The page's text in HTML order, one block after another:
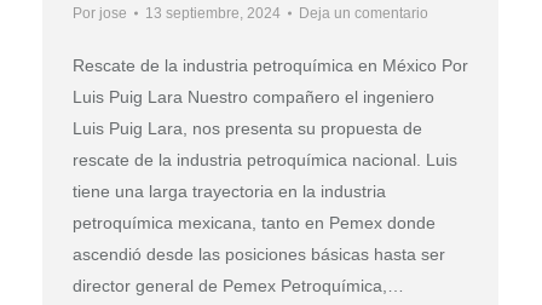
Por jose 13 septiembre, 2024 Deja un comentario
Rescate de la industria petroquímica en México Por
Luis Puig Lara Nuestro compañero el ingeniero
Luis Puig Lara, nos presenta su propuesta de
rescate de la industria petroquímica nacional. Luis
tiene una larga trayectoria en la industria
petroquímica mexicana, tanto en Pemex donde
ascendió desde las posiciones básicas hasta ser
director general de Pemex Petroquímica,…